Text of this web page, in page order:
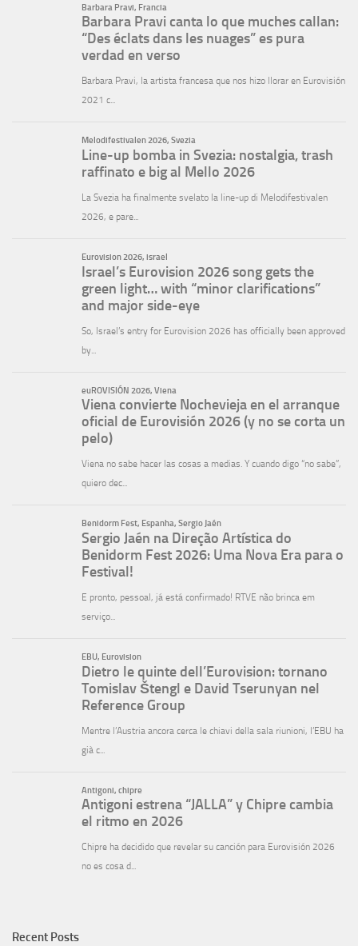
Recent Posts